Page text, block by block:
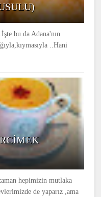
bu da Adana'nın
..Hani
hepimizin mutlaka
de yaparız ,ama